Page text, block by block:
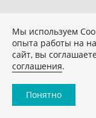
Мы используем
опыта работы на
сайт, вы
соглашения.
Понятно